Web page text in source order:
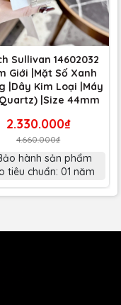
Sullivan 14602032
Giới |Mặt Số Xanh
|Dây Kim Loại |Máy
|Size 44mm
2.330.000₫
4.660.000₫
hành sản phẩm
tiêu chuẩn: 01 năm